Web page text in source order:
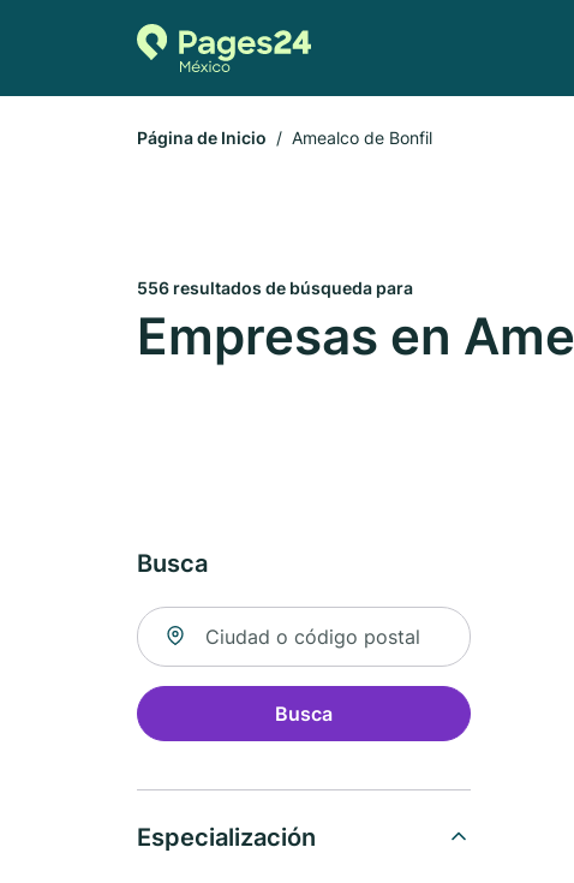
Página de Inicio Amealco de Bonfil
556 resultados de búsqueda para
Empresas en
Busca
Buscar ubicación
Busca
Especialización